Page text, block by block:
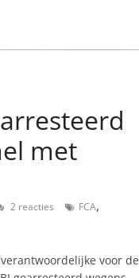
met
2 reacties FCA,
voor de